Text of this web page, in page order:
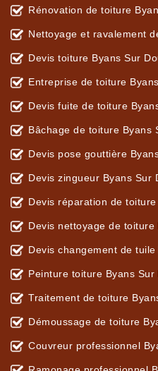
Rénovation de toiture
Nettoyage et ravalement
Devis toiture Byans Sur
Entreprise de toiture
Devis fuite de toiture
Bâchage de toiture Byans
Devis pose gouttière
Devis zingueur Byans Sur
Devis réparation de
Devis nettoyage de toiture
Devis changement de
Peinture toiture Byans Sur
Traitement de toiture
Démoussage de toiture
Couvreur professionnel